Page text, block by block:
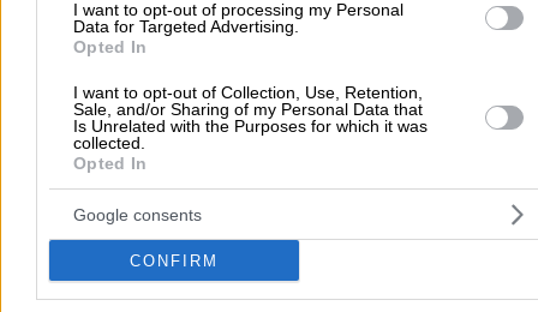
I want to opt-out of processing my Personal
Data for Targeted Advertising.
Opted In
I want to opt-out of Collection, Use, Retention,
Sale, and/or Sharing of my Personal Data that
Is Unrelated with the Purposes for which it was
collected.
Opted In
Google consents
CONFIRM
Συνεργεία Αυτοκινήτων
Υδραυλικοί - Υδραυλικές Εγκαταστάσεις
περισσότερα >>
Τοπική Αναζήτηση
Αθήνα Θεσσαλονίκη Πάτρα Λάρισα Ηράκλειο
Περιστέρι Καβάλα Τρίπολη
Ρόδος
Κέρκυρα Χανιά
περισσότερα >>